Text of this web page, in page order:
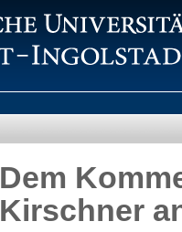
Dem
Kirschner